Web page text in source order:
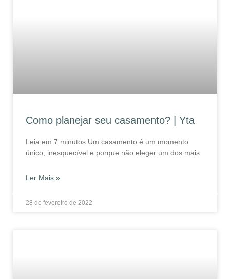
Como planejar seu casamento? | Yta
Leia em 7 minutos Um casamento é um momento
único, inesquecível e porque não eleger um dos mais
Ler Mais »
28 de fevereiro de 2022